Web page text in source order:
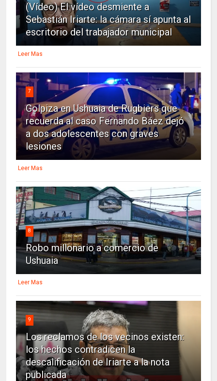
(Vídeo) El vídeo desmiente a
Sebastián Iriarte: la cámara sí apunta al
escritorio del trabajador municipal
Leer Mas
7
Golpiza en Ushuaia de Rugbiers que
recuerda al caso Fernando Báez dejó
a dos adolescentes con graves
lesiones
Leer Mas
8
Robo millonario a comercio de
Ushuaia
Leer Mas
9
Los reclamos de los vecinos existen:
los hechos contradicen la
descalificación de Iriarte a la nota
publicada